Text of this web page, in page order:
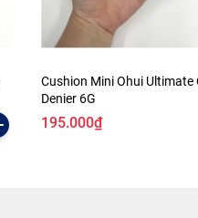
Cushion Mini Ohui Ultimate
Denier 6G
195.000₫